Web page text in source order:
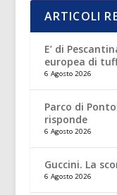
ARTICOLI
E’ di
europea di
6 Agosto 2026
Parco di
risponde
6 Agosto 2026
Guccini. La
6 Agosto 2026